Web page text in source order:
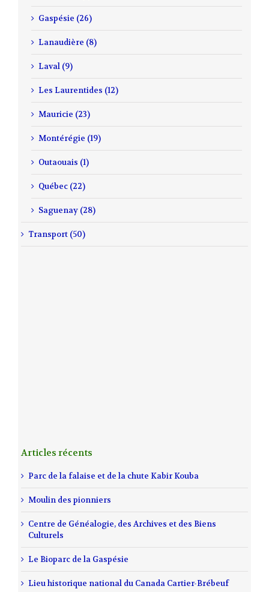
Gaspésie (26)
Lanaudière (8)
Laval (9)
Les Laurentides (12)
Mauricie (23)
Montérégie (19)
Outaouais (1)
Québec (22)
Saguenay (28)
Transport (50)
Articles récents
Parc de la falaise et de la chute Kabir Kouba
Moulin des pionniers
Centre de Généalogie, des Archives et des Biens
Culturels
Le Bioparc de la Gaspésie
Lieu historique national du Canada Cartier-Brébeuf